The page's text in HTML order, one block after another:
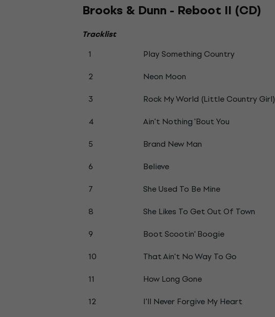
Brooks & Dunn - Reboot II (CD)
Tracklist
1 Play Something Country
2
Neon Moon
3
Rock My World (Little Country Girl)
4
Ain't Nothing 'Bout You
5
Brand New Man
6
Believe
7
She Used To Be Mine
8
She Likes To Get Out Of Town
9
Boot Scootin' Boogie
10
That Ain't No Way To Go
11
How Long Gone
12
I'll Never Forgive My Heart